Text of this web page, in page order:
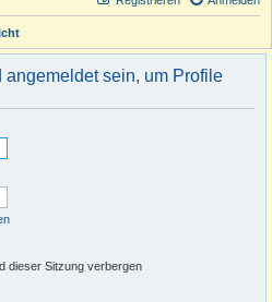
sein, um Profile
dieser Sitzung verbergen